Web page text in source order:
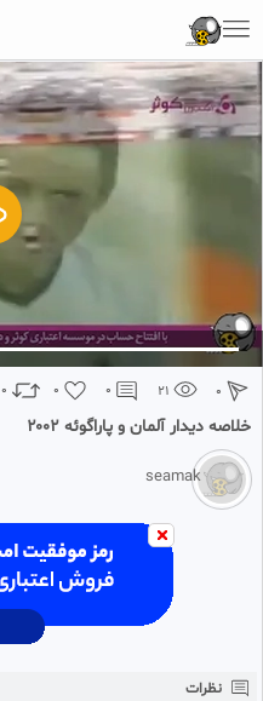
تبلیغ 1 از 2
0 0 0 21 0
خلاصه دیدار آلمان و پاراگوئه ۲۰۰۲
جام جهانی ۲۰۰۲
seamak
نظرات